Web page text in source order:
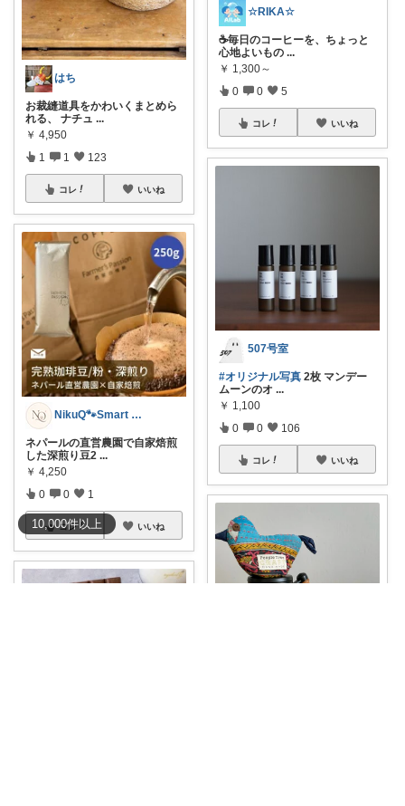
10,000件以上
はち
お裁縫道具をかわいくまとめら
れる、 ナチュ ...
￥ 4,950
1 1 123
コレ いいね
NikuQ🐾Smart Choice
ネパールの直営農園で自家焙煎
した深煎り豆2 ...
￥ 4,250
0 0 1
コレ いいね
☆RIKA☆
☕️毎日のコーヒーを、ちょっと
心地よいもの ...
￥ 1,300～
0 0 5
コレ いいね
507号室
#オリジナル写真 2枚 マンデー
ムーンのオ ...
￥ 1,100
0 0 106
コレ いいね